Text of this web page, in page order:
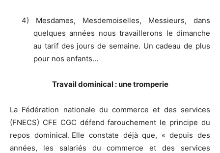
4) Mesdames, Mesdemoiselles, Messieurs, dans
quelques années nous travaillerons le dimanche
au tarif des jours de semaine. Un cadeau de plus
pour nos enfants…
Travail dominical : une tromperie
La Fédération nationale du commerce et des services
(FNECS) CFE CGC défend farouchement le principe du
repos dominical. Elle constate déjà que, « depuis des
années, les salariés du commerce et des services